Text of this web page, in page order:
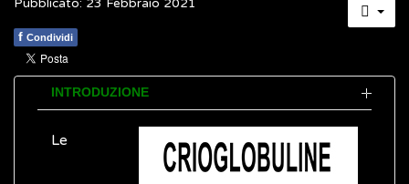
Pubblicato: 23 Febbraio 2021
f Condividi
INTRODUZIONE
Le